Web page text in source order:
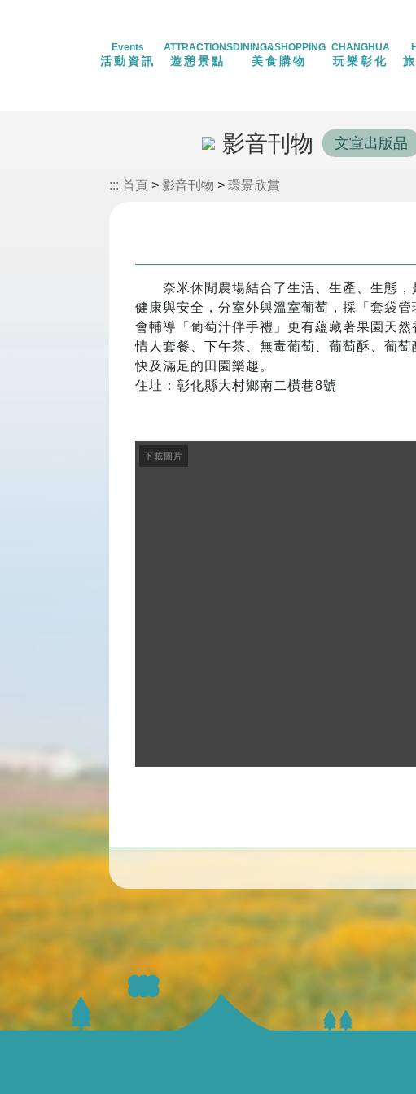
Events
活動資訊
ATTRACTIONS
遊憩景點
DINING&SHOPPING
美食購物
CHANGHUA
玩樂彰化
影音刊物 文宣出版品
::: 首頁 > 影音刊物 >環景欣賞
奈米休閒農場結合了生活、生產、生態，
健康與安全，分室外與溫室葡萄，採「套袋
會輔導「葡萄汁伴手禮」更有蘊藏著果園天
情人套餐、下午茶、無毒葡萄、葡萄酥、葡
快及滿足的田園樂趣。
住址：彰化縣大村鄉南二橫巷8號
下載圖片